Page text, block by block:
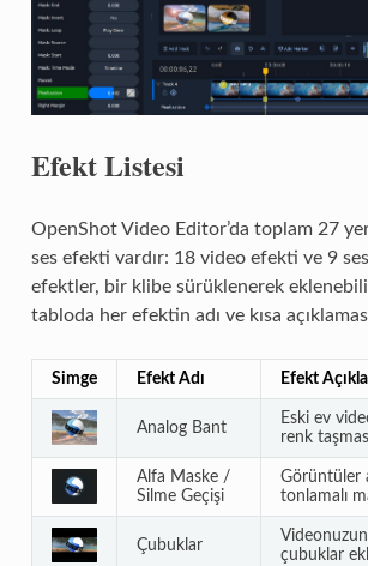
Efekt Listesi
OpenShot Video Editor’da toplam 27
ses efekti vardır: 18 video efekti ve 9
efektler, bir klibe sürüklenerek
tabloda her efektin adı ve kısa
Simge Efekt Adı Efekt
Analog Bant
Eski ev
renk
Alfa Maske /
Silme Geçişi
Görüntüler
tonlamalı
Çubuklar
çubuklar